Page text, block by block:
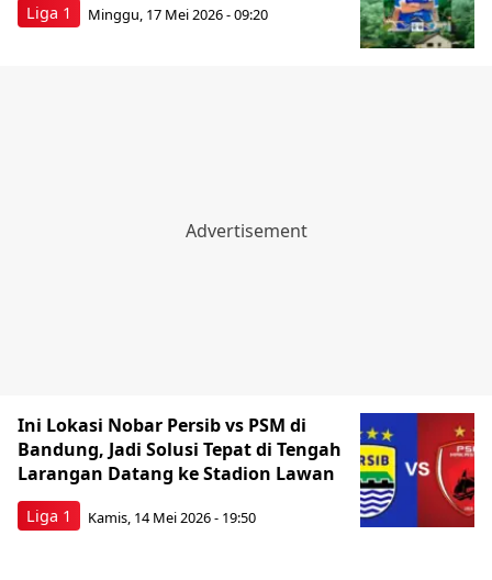
Liga 1 Minggu, 17 Mei 2026 - 09:20
Liga 1
Ini Lokasi Nobar Persib vs PSM di
Bandung, Jadi Solusi Tepat di Tengah
Larangan Datang ke Stadion Lawan
Kamis, 14 Mei 2026 - 19:50